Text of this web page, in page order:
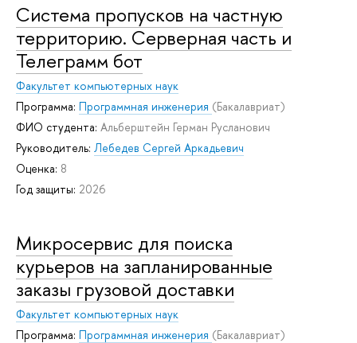
Система пропусков на частную
территорию. Серверная часть и
Телеграмм бот
Факультет компьютерных наук
Программа: Программная инженерия (Бакалавриат)
ФИО студента: Альберштейн Герман Русланович
Руководитель: Лебедев Сергей Аркадьевич
Оценка: 8
Год защиты: 2026
Микросервис для поиска
курьеров на запланированные
заказы грузовой доставки
Факультет компьютерных наук
Программа: Программная инженерия (Бакалавриат)